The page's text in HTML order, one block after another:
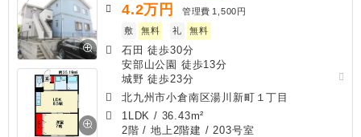
4.2万円 管理費 1,500円
敷
無料 礼 無料
石田 徒歩30分
安部山公園 徒歩13分
城野 徒歩23分
北九州市小倉南区湯川新町１丁目
1LDK / 36.43m²
2階 / 地上2階建 / 203号室